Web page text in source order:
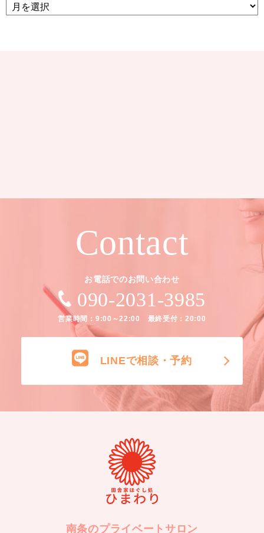
Contact
お電話でのお問い合わせ
090-2031-3985
営業時間：9:00～22:00 最終受付：20:00
LINEで相談・予約
南条のプライベートサロン